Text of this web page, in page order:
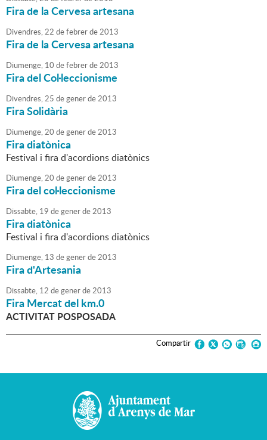
Fira de la Cervesa artesana
Divendres,22 defebrerde2013
Fira de la Cervesa artesana
Diumenge, 10 defebrerde2013
Fira del Col·leccionisme
Divendres,25 degenerde2013
Fira Solidària
Diumenge,20 degenerde2013
Fira diatònica
Festival i fira d'acordions diatònics
Diumenge,20 degenerde2013
Fira del col·leccionisme
Dissabte, 19 degenerde2013
Fira diatònica
Festival i fira d'acordions diatònics
Diumenge, 13 degenerde2013
Fira d'Artesania
Dissabte, 12 degenerde2013
Fira Mercat del km.0
ACTIVITAT POSPOSADA
Compartir